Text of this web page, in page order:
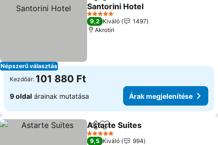
Népszerű választás
Santorini Hotel
5 Kategória
9,2 Kiváló
1497
Akrotiri
Kezdőár: 101 880 Ft
9 oldal árainak mutatása Árak megjelenítése
Megosztás
Hozzáadás a kedvencekhez
Astarte Suites
5 Kategória
9,5 Kiváló
994